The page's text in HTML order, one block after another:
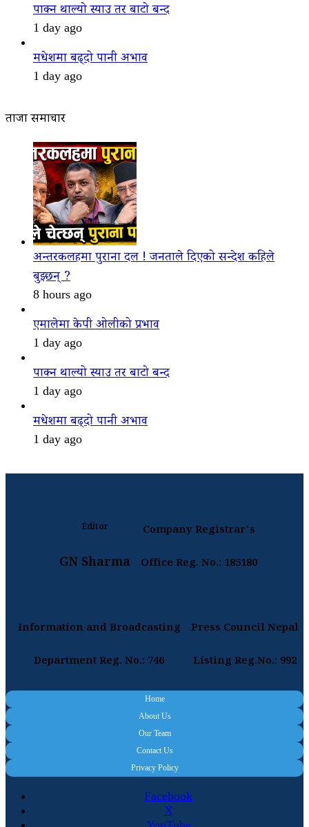
पाक्न थाल्यो स्याउ तर बाटो बन्द
1 day ago
मधेशमा बढ्दो पानी अभाव
1 day ago
ताजा समाचार
अन्तरकलहमा पुराना दल ! जनताले दिएको सन्देश कहिले
बुझ्छन् ?
8 hours ago
एमालेमा केपी ओलीको प्रभाव
1 day ago
पाक्न थाल्यो स्याउ तर बाटो बन्द
1 day ago
मधेशमा बढ्दो पानी अभाव
1 day ago
Editor
GN Sharma
Company Registrar's
Office Reg. No.: 185180
Information and Broadcasting
Department Reg. No.: 746
Press Council Nepal
Listing Reg.No.: 992
Home
About Us
Our Team
Contact Us
Privacy Policy
Facebook
X